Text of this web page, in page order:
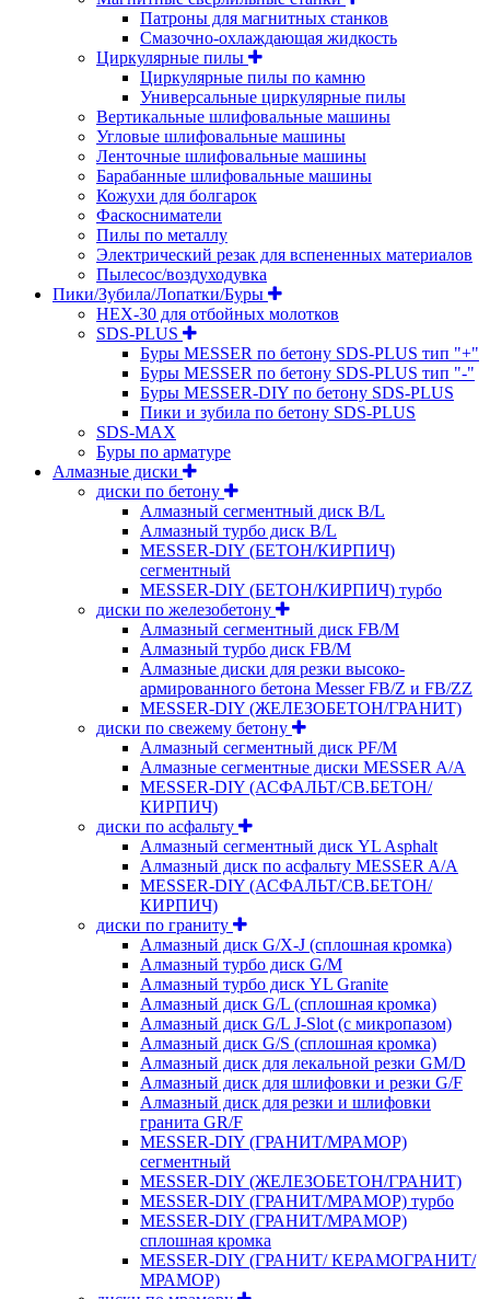
Патроны для магнитных станков
Смазочно-охлаждающая жидкость
Циркулярные пилы
Циркулярные пилы по камню
Универсальные циркулярные пилы
Вертикальные шлифовальные машины
Угловые шлифовальные машины
Ленточные шлифовальные машины
Барабанные шлифовальные машины
Кожухи для болгарок
Фаскосниматели
Пилы по металлу
Электрический резак для вспененных материалов
Пылесос/воздуходувка
Пики/Зубила/Лопатки/Буры
HEX-30 для отбойных молотков
SDS-PLUS
Буры MESSER по бетону SDS-PLUS тип "+"
Буры MESSER по бетону SDS-PLUS тип "-"
Буры MESSER-DIY по бетону SDS-PLUS
Пики и зубила по бетону SDS-PLUS
SDS-MAX
Буры по арматуре
Алмазные диски
диски по бетону
Алмазный сегментный диск B/L
Алмазный турбо диск B/L
MESSER-DIY (БЕТОН/КИРПИЧ)
сегментный
MESSER-DIY (БЕТОН/КИРПИЧ) турбо
диски по железобетону
Алмазный сегментный диск FB/M
Алмазный турбо диск FB/M
Алмазные диски для резки высоко-
армированного бетона Messer FB/Z и FB/ZZ
MESSER-DIY (ЖЕЛЕЗОБЕТОН/ГРАНИТ)
диски по свежему бетону
Алмазный сегментный диск PF/M
Алмазные сегментные диски MESSER A/A
MESSER-DIY (АСФАЛЬТ/СВ.БЕТОН/
КИРПИЧ)
диски по асфальту
Алмазный сегментный диск YL Asphalt
Алмазный диск по асфальту MESSER A/A
MESSER-DIY (АСФАЛЬТ/СВ.БЕТОН/
КИРПИЧ)
диски по граниту
Алмазный диск G/X-J (сплошная кромка)
Алмазный турбо диск G/M
Алмазный турбо диск YL Granite
Алмазный диск G/L (сплошная кромка)
Алмазный диск G/L J-Slot (с микропазом)
Алмазный диск G/S (сплошная кромка)
Алмазный диск для лекальной резки GM/D
Алмазный диск для шлифовки и резки G/F
Алмазный диск для резки и шлифовки
гранита GR/F
MESSER-DIY (ГРАНИТ/МРАМОР)
сегментный
MESSER-DIY (ЖЕЛЕЗОБЕТОН/ГРАНИТ)
MESSER-DIY (ГРАНИТ/МРАМОР) турбо
MESSER-DIY (ГРАНИТ/МРАМОР)
сплошная кромка
MESSER-DIY (ГРАНИТ/ КЕРАМОГРАНИТ/
МРАМОР)